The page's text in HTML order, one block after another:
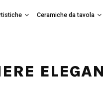
Ceramiche da tavola